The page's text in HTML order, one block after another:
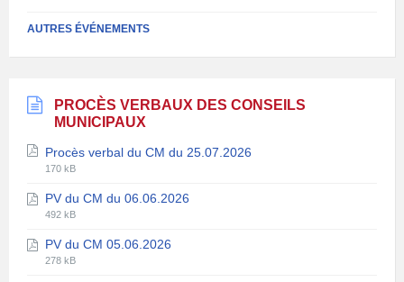
AUTRES ÉVÉNEMENTS
PROCÈS VERBAUX DES CONSEILS
MUNICIPAUX
Procès verbal du CM du 25.07.2026
Extension
fichier:
pdf
Taille
fichier:
170 kB
PV du CM du 06.06.2026
Extension
fichier:
pdf
Taille
fichier:
492 kB
PV du CM 05.06.2026
Extension
Taille
278 kB